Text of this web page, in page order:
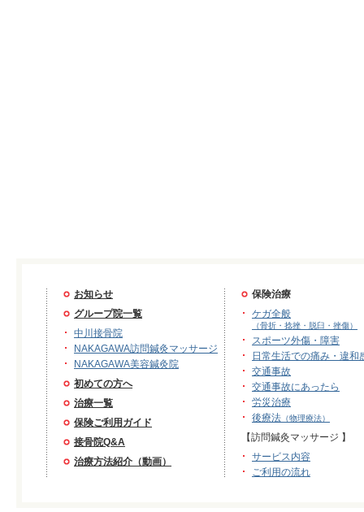
お知らせ
グループ院一覧
中川接骨院
NAKAGAWA訪問鍼灸マッサージ
NAKAGAWA美容鍼灸院
初めての方へ
治療一覧
保険ご利用ガイド
接骨院Q&A
治療方法紹介（動画）
保険治療
ケガ全般
（骨折・捻挫・脱臼・挫傷）
スポーツ外傷・障害
日常生活での痛み・違和
交通事故
交通事故にあったら
労災治療
後療法 （物理療法）
【訪問鍼灸マッサージ 】
サービス内容
ご利用の流れ